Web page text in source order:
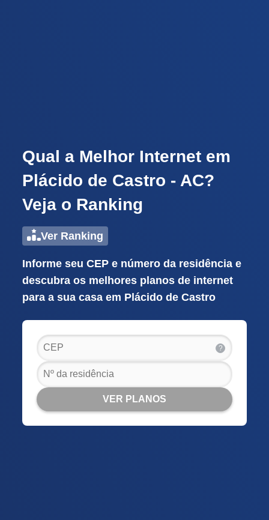
Qual a Melhor Internet em
Plácido de Castro - AC?
Veja o Ranking
Ver Ranking
Informe seu CEP e número da residência e
descubra os melhores planos de internet
para a sua casa em Plácido de Castro
?
VER PLANOS